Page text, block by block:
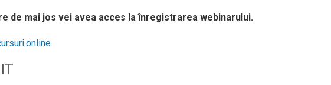
de mai jos vei avea acces la înregistrarea webinarului.